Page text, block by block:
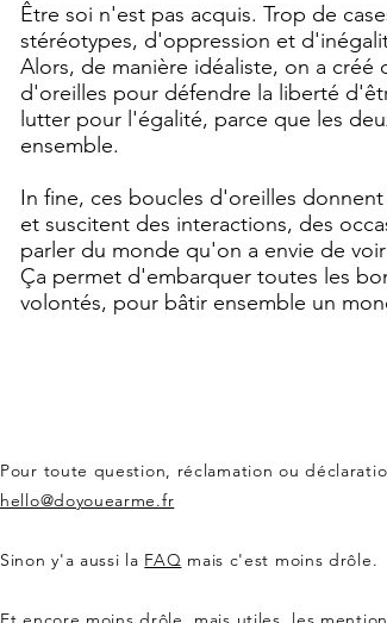
Être soi n'est pas acquis. Trop de
stéréotypes, d'oppression et
Alors, de manière idéaliste, on a créé
d'oreilles pour défendre la liberté
lutter pour l'égalité, parce que les
ensemble.
In fine, ces boucles d'oreilles
et suscitent des interactions, des
parler du monde qu'on a envie de
Ça permet d'embarquer toutes les
volontés, pour bâtir ensemble un
Pour toute question, réclamation ou
hello@doyouearme.fr
Sinon y'a aussi la FAQ mais c'est moins drôle.